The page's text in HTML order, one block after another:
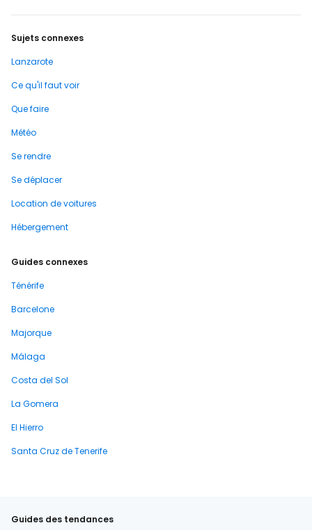
Sujets connexes
Lanzarote
Ce qu'il faut voir
Que faire
Météo
Se rendre
Se déplacer
Location de voitures
Hébergement
Guides connexes
Ténérife
Barcelone
Majorque
Málaga
Costa del Sol
La Gomera
El Hierro
Santa Cruz de Tenerife
Guides des tendances